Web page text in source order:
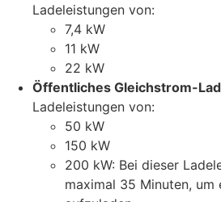
Ladeleistungen von:
7,4 kW
11 kW
22 kW
Öffentliches Gleichstrom-
Ladeleistungen von:
50 kW
150 kW
200 kW: Bei dieser
maximal 35 Minuten,